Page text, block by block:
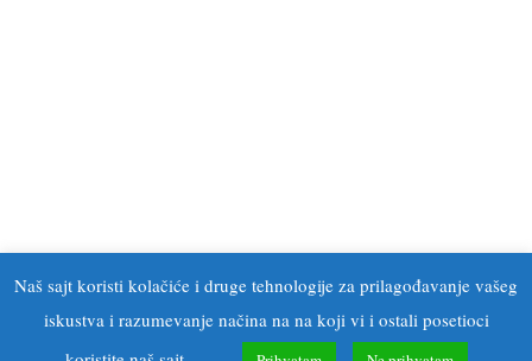
Naš sajt koristi kolačiće i druge tehnologije za prilagođavanje vašeg
iskustva i razumevanje načina na na koji vi i ostali posetioci